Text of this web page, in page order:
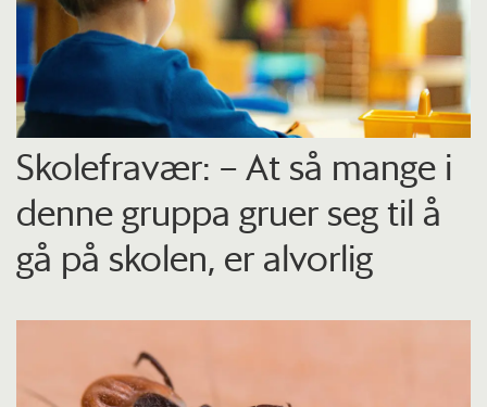
Skolefravær: – At så mange i
denne gruppa gruer seg til å
gå på skolen, er alvorlig